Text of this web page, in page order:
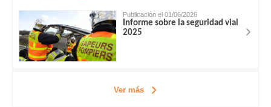
Publicación el 01/06/2026
Informe sobre la seguridad vial
2025
Ver más